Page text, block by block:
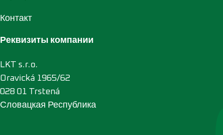
Контакт
Реквизиты компании
LKT s.r.o.
Oravická 1965/62
028 01 Trstená
Словацкая Республика